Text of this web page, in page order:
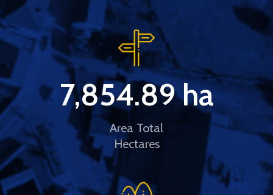
Area Total
Hectares
7,854.89 ha